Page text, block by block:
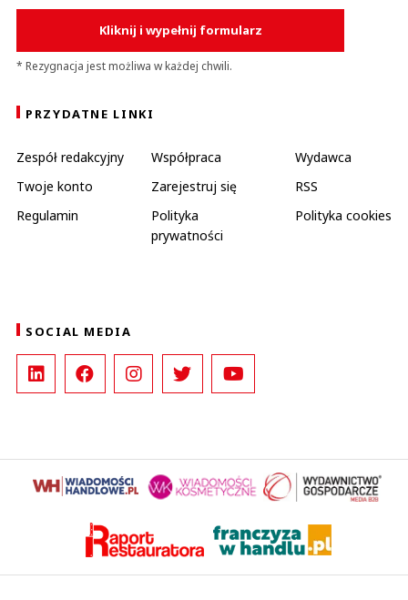
Kliknij i wypełnij formularz
* Rezygnacja jest możliwa w każdej chwili.
PRZYDATNE LINKI
Zespół redakcyjny Współpraca
Wydawca
Twoje konto
Zarejestruj się
RSS
Regulamin
Polityka
prywatności
Polityka cookies
SOCIAL MEDIA